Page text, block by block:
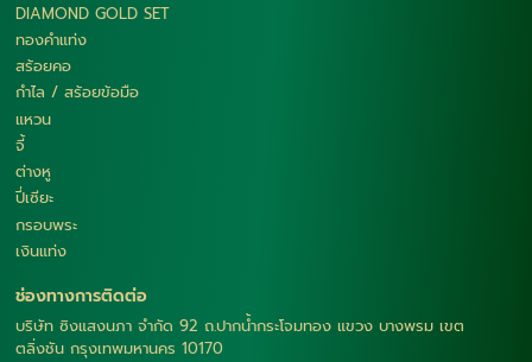
DIAMOND GOLD SET
ทองคำแท่ง
สร้อยคอ
กำไล / สร้อยข้อมือ
แหวน
จี้
ต่างหู
ปี่เซียะ
กรอบพระ
เงินแท่ง
ช่องทางการติดต่อ
บริษัท ซิงแสงนภา จำกัด 92 ถ.ปากน้ำกระโจมทอง แขวง บางพรม เขต
ตลิ่งชัน กรุงเทพมหานคร 10170